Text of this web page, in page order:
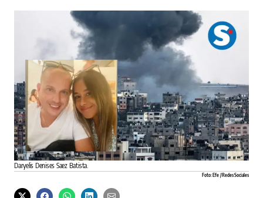
Daryelis Denises Saez Batista.
Foto: Efe / Redes Sociales